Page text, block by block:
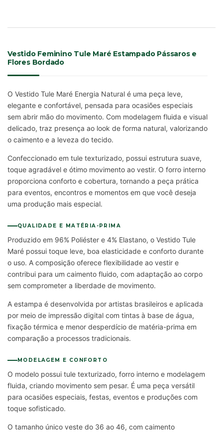
Vestido Feminino Tule Maré Estampado Pássaros e
Flores Bordado
O Vestido Tule Maré Energia Natural é uma peça leve,
elegante e confortável, pensada para ocasiões especiais
sem abrir mão do movimento. Com modelagem fluida e visual
delicado, traz presença ao look de forma natural, valorizando
o caimento e a leveza do tecido.
Confeccionado em tule texturizado, possui estrutura suave,
toque agradável e ótimo movimento ao vestir. O forro interno
proporciona conforto e cobertura, tornando a peça prática
para eventos, encontros e momentos em que você deseja
uma produção mais especial.
QUALIDADE E MATÉRIA-PRIMA
Produzido em 96% Poliéster e 4% Elastano, o Vestido Tule
Maré possui toque leve, boa elasticidade e conforto durante
o uso. A composição oferece flexibilidade ao vestir e
contribui para um caimento fluido, com adaptação ao corpo
sem comprometer a liberdade de movimento.
A estampa é desenvolvida por artistas brasileiros e aplicada
por meio de impressão digital com tintas à base de água,
fixação térmica e menor desperdício de matéria-prima em
comparação a processos tradicionais.
MODELAGEM E CONFORTO
O modelo possui tule texturizado, forro interno e modelagem
fluida, criando movimento sem pesar. É uma peça versátil
para ocasiões especiais, festas, eventos e produções com
toque sofisticado.
O tamanho único veste do 36 ao 46, com caimento